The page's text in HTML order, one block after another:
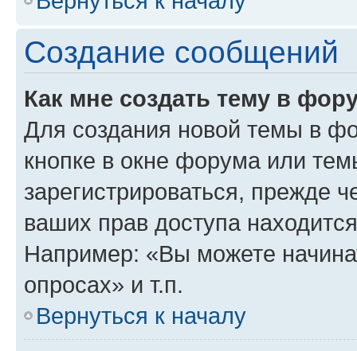
Создание сообщений
Как мне создать тему в
Для создания новой темы в
кнопке в окне форума или
зарегистрироваться, прежде
ваших прав доступа
Например: «Вы можете
опросах» и т.п.
Вернуться к началу